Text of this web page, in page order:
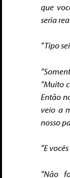
que
seria
“Tipo
“Muito
Então
veio a
nosso
“E
“Não